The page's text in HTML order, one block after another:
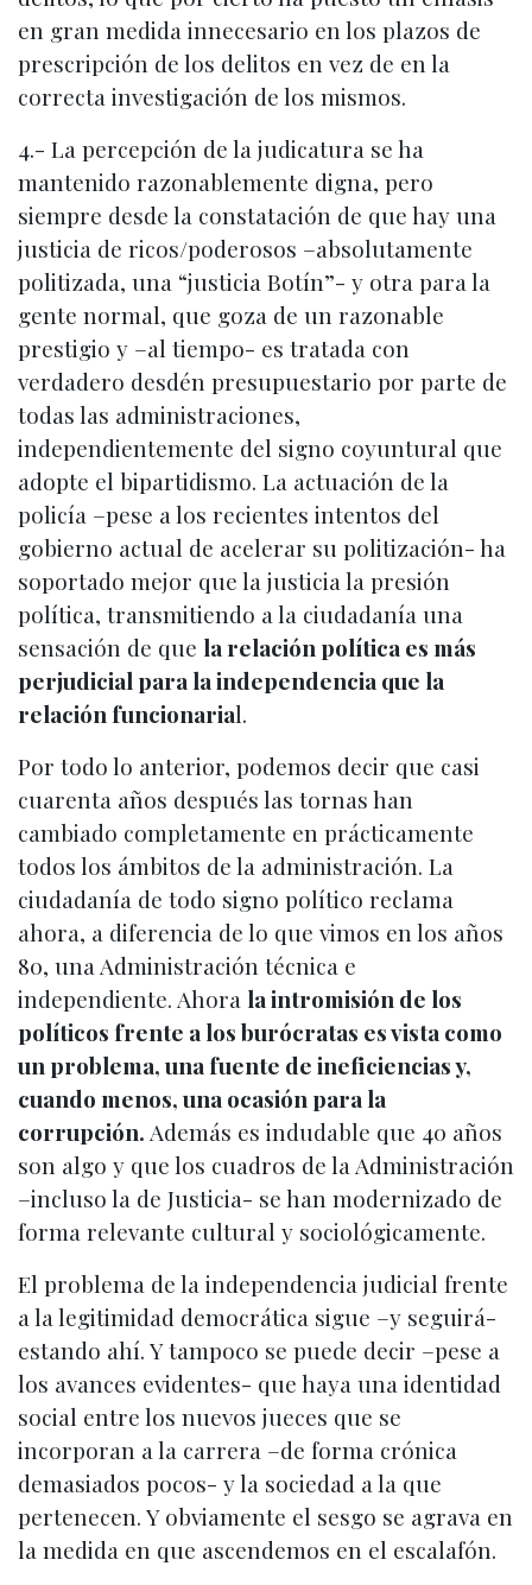
en gran medida innecesario en los plazos de
prescripción de los delitos en vez de en la
correcta investigación de los mismos.
4.- La percepción de la judicatura se ha
mantenido razonablemente digna, pero
siempre desde la constatación de que hay una
justicia de ricos/poderosos –absolutamente
politizada, una “justicia Botín”- y otra para la
gente normal, que goza de un razonable
prestigio y –al tiempo- es tratada con
verdadero desdén presupuestario por parte de
todas las administraciones,
independientemente del signo coyuntural que
adopte el bipartidismo. La actuación de la
policía –pese a los recientes intentos del
gobierno actual de acelerar su politización- ha
soportado mejor que la justicia la presión
política, transmitiendo a la ciudadanía una
sensación de que la relación política es más
perjudicial para la independencia que la
relación funcionarial.
Por todo lo anterior, podemos decir que casi
cuarenta años después las tornas han
cambiado completamente en prácticamente
todos los ámbitos de la administración. La
ciudadanía de todo signo político reclama
ahora, a diferencia de lo que vimos en los años
80, una Administración técnica e
independiente. Ahora la intromisión de los
políticos frente a los burócratas es vista como
un problema, una fuente de ineficiencias y,
cuando menos, una ocasión para la
corrupción.Además es indudable que 40 años
son algo y que los cuadros de la Administración
–incluso la de Justicia- se han modernizado de
forma relevante cultural y sociológicamente.
El problema de la independencia judicial frente
a la legitimidad democrática sigue –y seguirá-
estando ahí. Y tampoco se puede decir –pese a
los avances evidentes- que haya una identidad
social entre los nuevos jueces que se
incorporan a la carrera –de forma crónica
demasiados pocos- y la sociedad a la que
pertenecen. Y obviamente el sesgo se agrava en
la medida en que ascendemos en el escalafón.